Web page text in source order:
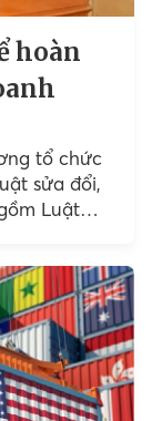
hoàn
tổ chức
sửa đổi,
Luật